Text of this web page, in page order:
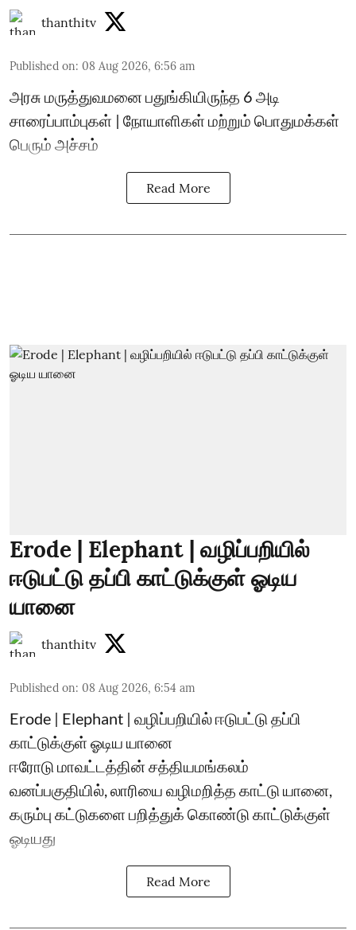
thanthitv
Published on: 08 Aug 2026, 6:56 am
அரசு மருத்துவமனை பதுங்கியிருந்த 6 அடி
சாரைப்பாம்புகள் | நோயாளிகள் மற்றும் பொதுமக்கள்
பெரும் அச்சம்
Read More
Erode | Elephant | வழிப்பறியில்
ஈடுபட்டு தப்பி காட்டுக்குள் ஓடிய
யானை
thanthitv
Published on: 08 Aug 2026, 6:54 am
Erode | Elephant | வழிப்பறியில் ஈடுபட்டு தப்பி
காட்டுக்குள் ஓடிய யானை
ஈரோடு மாவட்டத்தின் சத்தியமங்கலம்
வனப்பகுதியில், லாரியை வழிமறித்த காட்டு யானை,
கரும்பு கட்டுகளை பறித்துக் கொண்டு காட்டுக்குள்
ஓடியது
Read More